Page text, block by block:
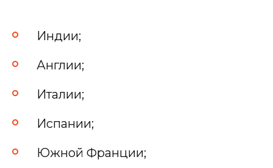
Индии;
Англии;
Италии;
Испании;
Южной Франции;